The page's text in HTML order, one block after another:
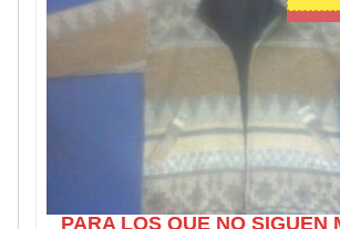
PARA LOS QUE NO SIGUEN